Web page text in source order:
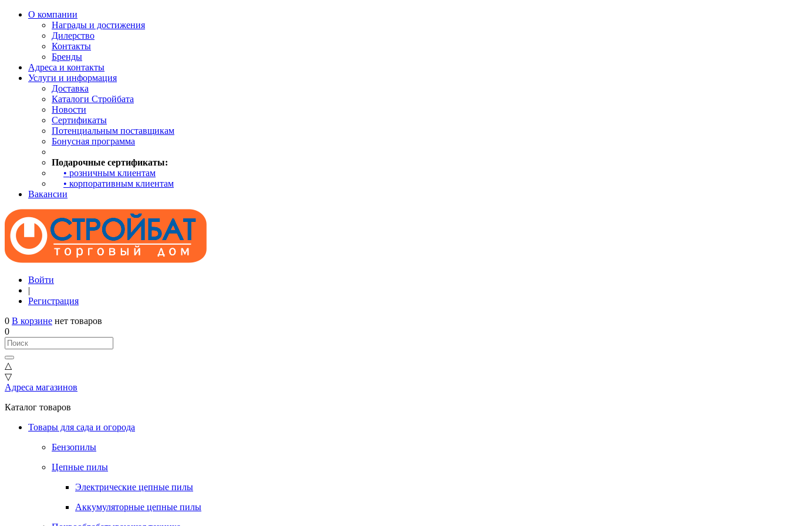
О компании
Награды и достижения
Дилерство
Контакты
Бренды
Адреса и контакты
Услуги и информация
Доставка
Каталоги Стройбата
Новости
Сертификаты
Потенциальным поставщикам
Бонусная программа
Подарочные сертификаты:
• розничным клиентам
• корпоративным клиентам
Вакансии
Войти
|
Регистрация
0 В корзине нет товаров
0
△
▽
Адреса магазинов
Каталог товаров
Товары для сада и огорода
Бензопилы
Цепные пилы
Электрические цепные пилы
Аккумуляторные цепные пилы